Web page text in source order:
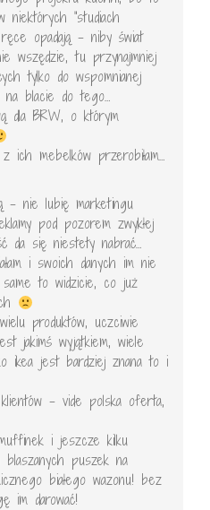
niektórych "studiach
opadają – niby świat
wszędzie, tu przynajmniej
tylko do wspomnianej
na blacie do tego…
dla BRW, o którym
ich mebelków przerobiłam…
– nie lubię marketingu
pod pozorem zwykłej
da się niestety nabrać…
i swoich danych im nie
same to widzicie, co już
produktów, uczciwie
jakimś wyjątkiem, wiele
ikea jest bardziej znana to i
– vide polska oferta,
i jeszcze kilku
blaszanych puszek na
białego wazonu! bez
im darować!